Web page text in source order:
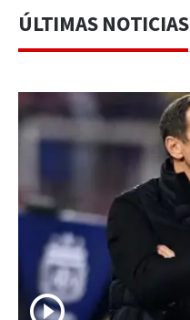
ÚLTIMAS NOTICIAS